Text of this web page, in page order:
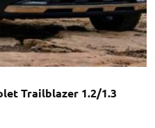
Trailblazer 1.2/1.3